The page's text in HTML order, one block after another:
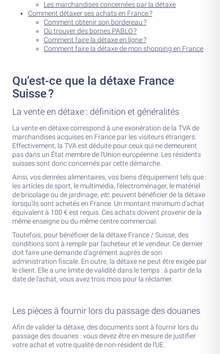
Les marchandises concernées par la détaxe
Comment détaxer ses achats en France ?
Comment obtenir son bordereau ?
Où trouver des bornes PABLO ?
Comment faire la détaxe en ligne ?
Comment faire la détaxe de mon shopping en France
Qu’est-ce que la détaxe France
Suisse ?
La vente en détaxe : définition et généralités
La vente en détaxe correspond à une exonération de la TVA de
marchandises acquises en France par les visiteurs étrangers.
Effectivement, la TVA est déduite pour ceux qui ne demeurent
pas dans un État membre de l’Union européenne. Les résidents
suisses sont donc concernés par cette démarche.
Ainsi, vos denrées alimentaires, vos biens d’équipement tels que :
les articles de sport, le multimédia, l’électroménager, le matériel
de bricolage ou de jardinage, etc. peuvent bénéficier de la détaxe
lorsqu’ils sont achetés en France. Un montant minimum d’achat
équivalent à 100 € est requis. Ces achats doivent provenir de la
même enseigne ou du même centre commercial.
Toutefois, pour bénéficier de la détaxe France / Suisse, des
conditions sont à remplir par l’acheteur et le vendeur. Ce dernier
doit faire une demande d’agrément auprès de son
administration fiscale. En outre, la détaxe ne peut être exigée par
le client. Elle a une limite de validité dans le temps : à partir de la
date de l’achat, vous avez trois mois pour la réclamer.
Les pièces à fournir lors du passage des douanes
Afin de valider la détaxe, des documents sont à fournir lors du
passage des douanes : vous devez être en mesure de justifier
votre achat et votre qualité de non-résident de l’UE.